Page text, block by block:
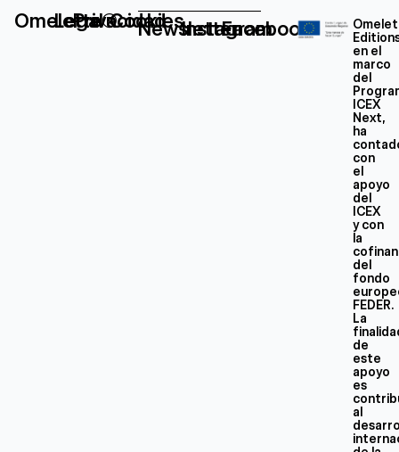
Omelette®
Legal
Privacidad
Cookies
Newsletter
Instagram
Facebook
en el
marco
del
ICEX
Next,
ha
con
el
apoyo
del
ICEX
y con
la
del
fondo
FEDER.
La
de
este
apoyo
es
al